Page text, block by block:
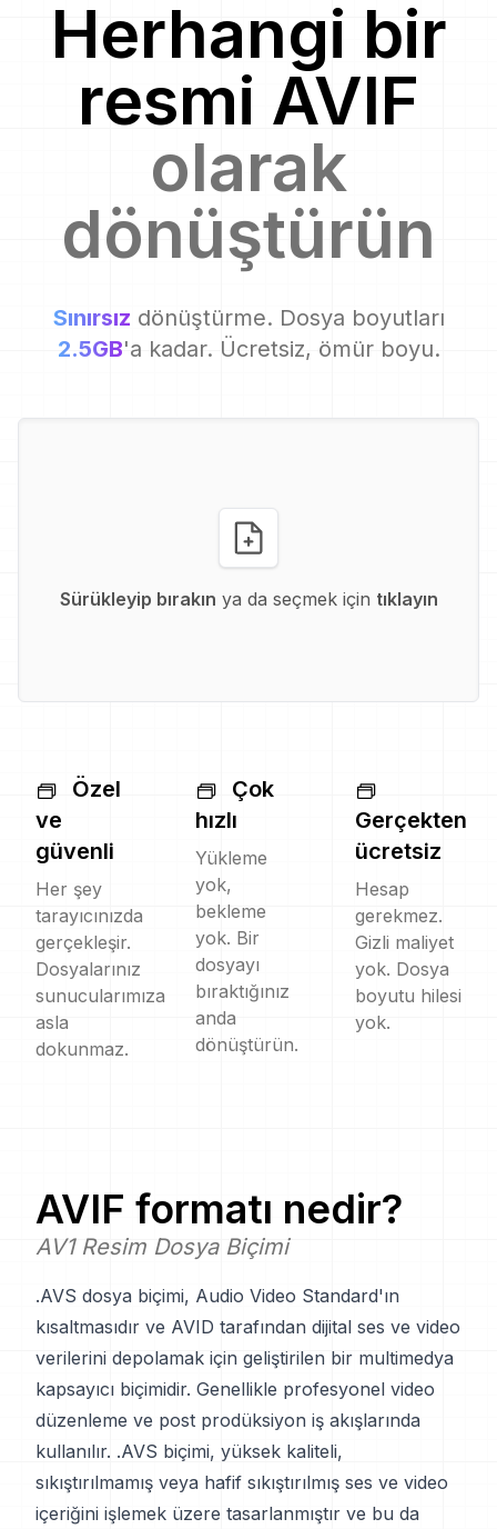
Herhangi bir
resmi AVIF
olarak
dönüştürün
Sınırsız dönüştürme. Dosya boyutları
2.5GB'a kadar. Ücretsiz, ömür boyu.
Sürükleyip bırakın ya da seçmek için tıklayın
Özel
ve
güvenli
Her şey
tarayıcınızda
gerçekleşir.
Dosyalarınız
sunucularımıza
asla
dokunmaz.
Çok
hızlı
Yükleme
yok,
bekleme
yok. Bir
dosyayı
bıraktığınız
anda
dönüştürün.
Gerçekten
ücretsiz
Hesap
gerekmez.
Gizli maliyet
yok. Dosya
boyutu hilesi
yok.
AVIF formatı nedir?
AV1 Resim Dosya Biçimi
.AVS dosya biçimi, Audio Video Standard'ın
kısaltmasıdır ve AVID tarafından dijital ses ve video
verilerini depolamak için geliştirilen bir multimedya
kapsayıcı biçimidir. Genellikle profesyonel video
düzenleme ve post prodüksiyon iş akışlarında
kullanılır. .AVS biçimi, yüksek kaliteli,
sıkıştırılmamış veya hafif sıkıştırılmış ses ve video
içeriğini işlemek üzere tasarlanmıştır ve bu da